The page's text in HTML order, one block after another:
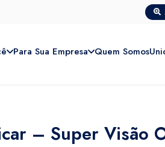
Para Sua Empresa Quem Somos
– Super Visão